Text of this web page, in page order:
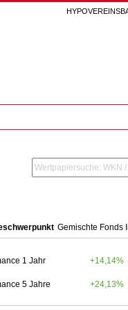
Gemischte Fonds
2026
1 Jahr +14,14%
5 Jahre +24,13%